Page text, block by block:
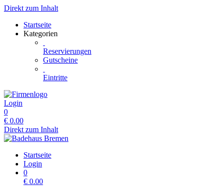
Direkt zum Inhalt
Startseite
Kategorien
Reservierungen
Gutscheine
Eintritte
Login
0
€ 0.00
Direkt zum Inhalt
Startseite
Login
0
€ 0.00